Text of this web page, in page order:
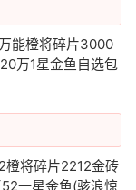
能橙将碎片3000
万1星金鱼自选包
橙将碎片2212金砖
一星金鱼(骇浪惊